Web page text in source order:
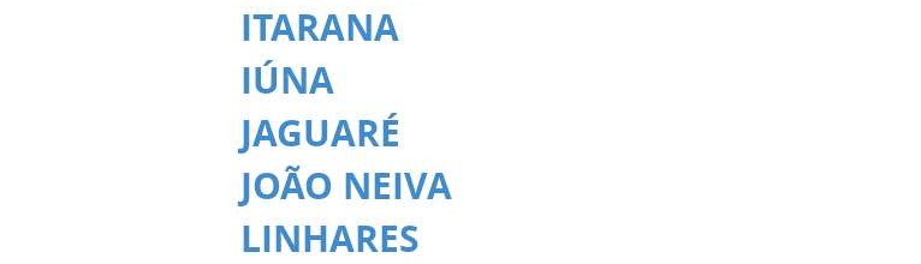
ITARANA
IÚNA
JAGUARÉ
JOÃO NEIVA
LINHARES